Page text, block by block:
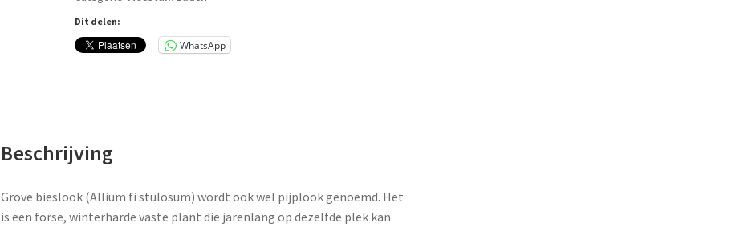
Dit delen:
WhatsApp
Beschrijving
Grove bieslook (Allium fi stulosum) wordt ook wel pijplook genoemd. Het
is een forse, winterharde vaste plant die jarenlang op dezelfde plek kan